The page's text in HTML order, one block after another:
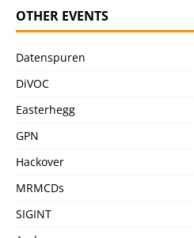
OTHER EVENTS
Datenspuren
DiVOC
Easterhegg
GPN
Hackover
MRMCDs
SIGINT